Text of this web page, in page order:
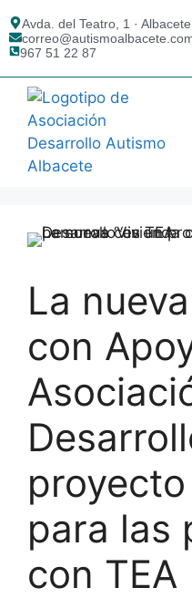
Avda. del Teatro, 1 · Albacete
967 51 22 87
La
con
proyecto
para las
con TEA